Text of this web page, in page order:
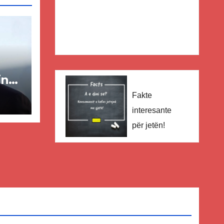
Fakte
interesante
për jetën!